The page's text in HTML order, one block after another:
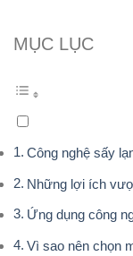
MỤC LỤC
Công nghệ sấy
Những lợi ích
Ứng dụng công
Vì sao nên chọn